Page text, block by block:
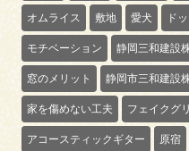
オムライス 敷地 愛犬 ド
モチベーション 静岡三和建設
窓のメリット 静岡市三和建設
家を傷めない工夫 フェイクグ
アコースティックギター 原宿